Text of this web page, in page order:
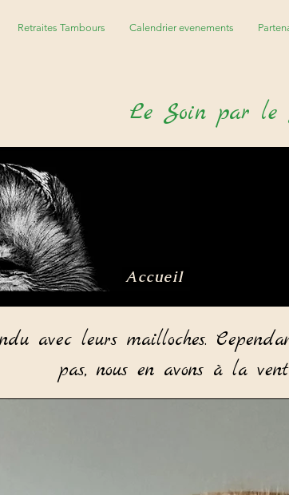
Le Soin par le
Retraites Tambours Calendrier evenements
Accueil
avec leurs mailloches.
pas, nous en avons à la